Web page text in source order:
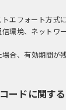
エフォート方式
環境、ネットワ
合、有効期間が
ードに関す